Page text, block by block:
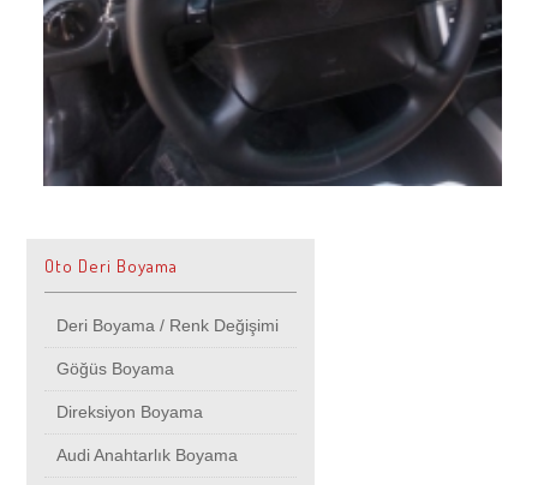
Oto Deri Boyama
Deri Boyama / Renk Değişimi
Göğüs Boyama
Direksiyon Boyama
Audi Anahtarlık Boyama